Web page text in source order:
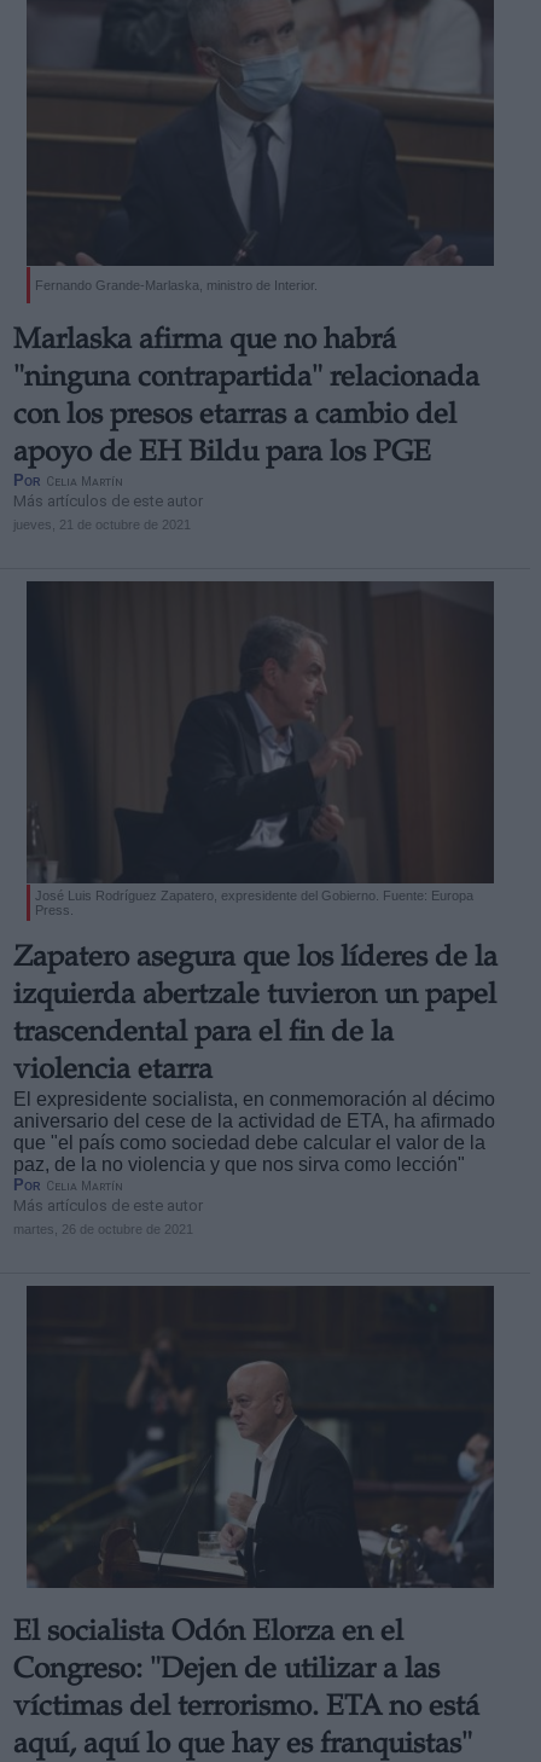
Fernando Grande-Marlaska, ministro de Interior.
Marlaska afirma que no habrá
"ninguna contrapartida" relacionada
con los presos etarras a cambio del
apoyo de EH Bildu para los PGE
Por Celia Martín
Más artículos de este autor
jueves, 21 de octubre de 2021
José Luis Rodríguez Zapatero, expresidente del Gobierno. Fuente: Europa
Press.
Zapatero asegura que los líderes de la
izquierda abertzale tuvieron un papel
trascendental para el fin de la
violencia etarra
El expresidente socialista, en conmemoración al décimo
aniversario del cese de la actividad de ETA, ha afirmado
que "el país como sociedad debe calcular el valor de la
paz, de la no violencia y que nos sirva como lección"
Por Celia Martín
Más artículos de este autor
martes, 26 de octubre de 2021
El socialista Odón Elorza en el
Congreso: "Dejen de utilizar a las
víctimas del terrorismo. ETA no está
aquí, aquí lo que hay es franquistas"